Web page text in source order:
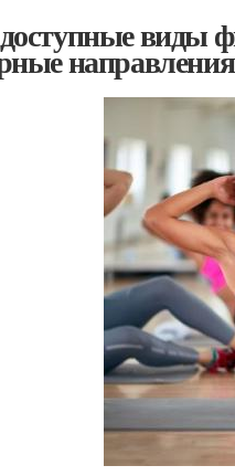
виды
направления